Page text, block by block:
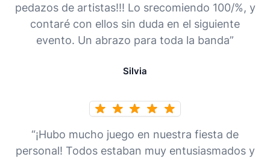
pedazos de artistas!!! Lo srecomiendo 100/%, y
contaré con ellos sin duda en el siguiente
evento. Un abrazo para toda la banda”
Silvia
“¡Hubo mucho juego en nuestra fiesta de
personal! Todos estaban muy entusiasmados y